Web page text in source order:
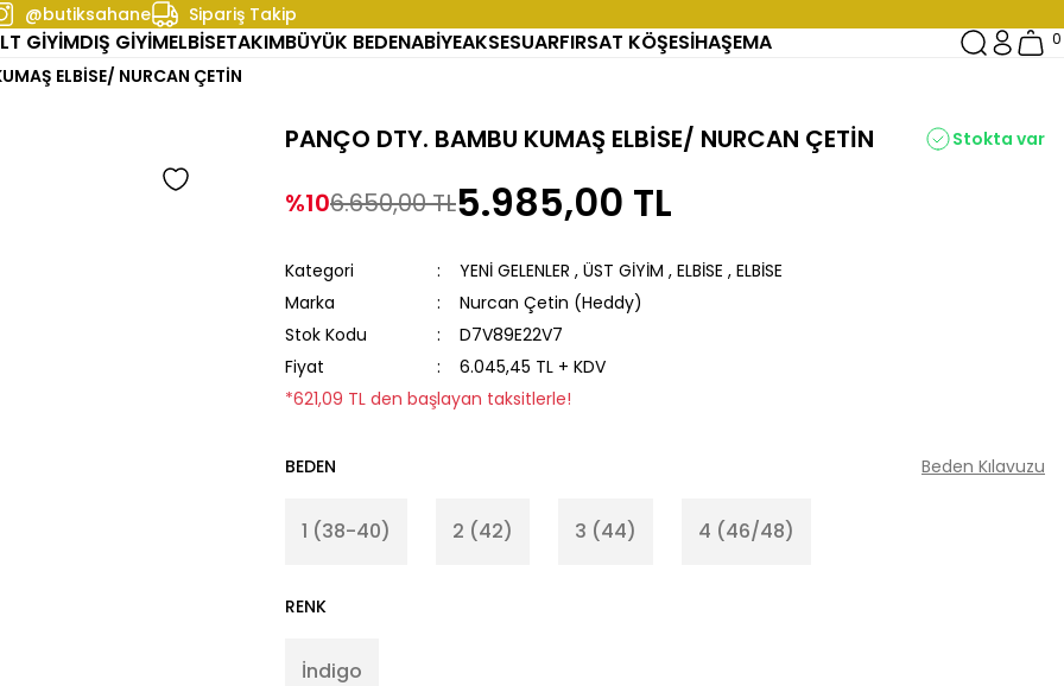
@butiksahane Sipariş Takip
GİYİMDIŞ GİYİMELBİSETAKIMBÜYÜK BEDENABİYEAKSESUARFIRSAT KÖŞESİHAŞEMA 0
ELBİSE/ NURCAN ÇETİN
PANÇO DTY. BAMBU KUMAŞ ELBİSE/ NURCAN ÇETİN Stokta var
%106.650,00 TL5.985,00 TL
Kategori YENİ GELENLER , ÜST GİYİM , ELBİSE , ELBİSE
Marka
Nurcan Çetin (Heddy)
Stok Kodu
D7V89E22V7
Fiyat
6.045,45 TL + KDV
*621,09 TL den başlayan taksitlerle!
BEDEN
1 (38-40) 2 (42) 3 (44) 4 (46/48)
RENK
İndigo
Beden Kılavuzu